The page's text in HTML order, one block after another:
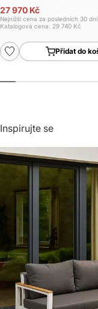
27 970 Kč
Nejnižší cena za posledních 30
Katalogová cena: 29 740 Kč
Přidat do
Inspirujte se